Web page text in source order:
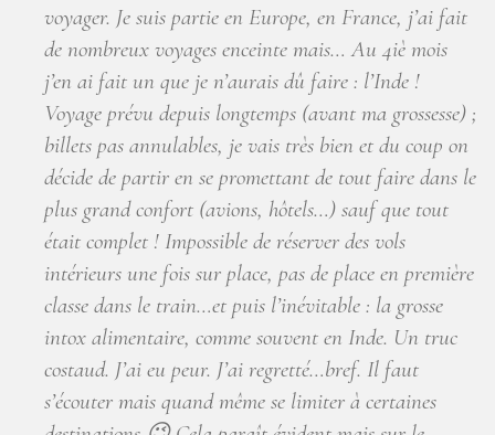
voyager. Je suis partie en Europe, en France, j’ai fait
de nombreux voyages enceinte mais… Au 4iè mois
j’en ai fait un que je n’aurais dû faire : l’Inde !
Voyage prévu depuis longtemps (avant ma grossesse) ;
billets pas annulables, je vais très bien et du coup on
décide de partir en se promettant de tout faire dans le
plus grand confort (avions, hôtels…) sauf que tout
était complet ! Impossible de réserver des vols
intérieurs une fois sur place, pas de place en première
classe dans le train…et puis l’inévitable : la grosse
intox alimentaire, comme souvent en Inde. Un truc
costaud. J’ai eu peur. J’ai regretté…bref. Il faut
s’écouter mais quand même se limiter à certaines